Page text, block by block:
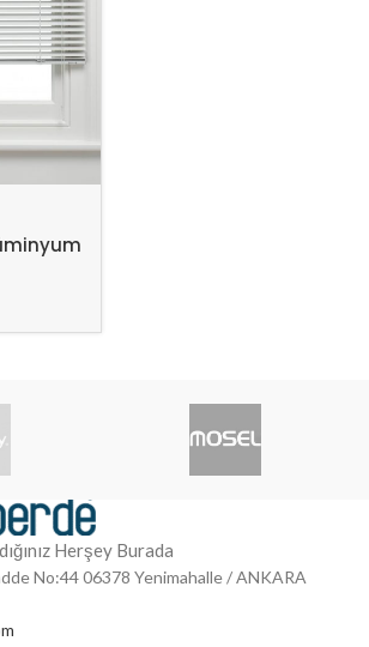
Herşey Burada
No:44 06378 Yenimahalle / ANKARA